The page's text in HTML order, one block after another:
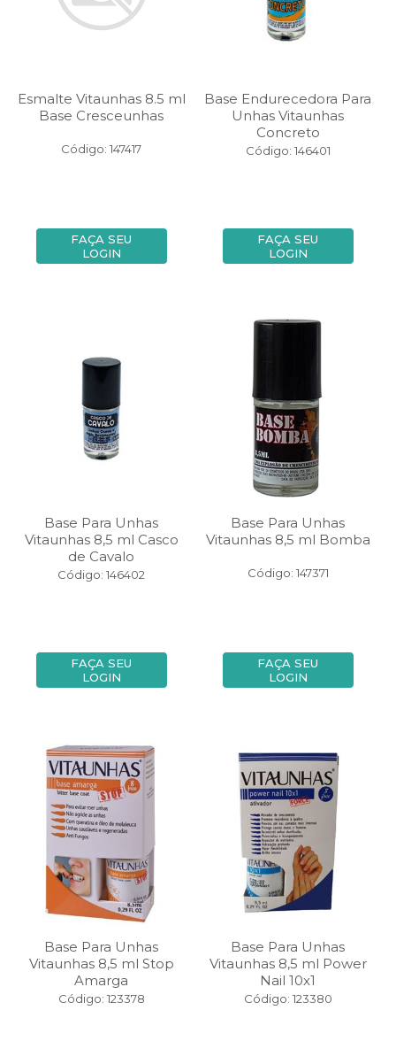
Esmalte Vitaunhas 8.5 ml
Base Cresceunhas
Código: 147417
FAÇA SEU
LOGIN
Base Endurecedora Para
Unhas Vitaunhas
Concreto
Código: 146401
FAÇA SEU
LOGIN
Base Para Unhas
Vitaunhas 8,5 ml Casco
de Cavalo
Código: 146402
FAÇA SEU
LOGIN
Base Para Unhas
Vitaunhas 8,5 ml Bomba
Código: 147371
FAÇA SEU
LOGIN
Base Para Unhas
Vitaunhas 8,5 ml Stop
Amarga
Código: 123378
Base Para Unhas
Vitaunhas 8,5 ml Power
Nail 10x1
Código: 123380